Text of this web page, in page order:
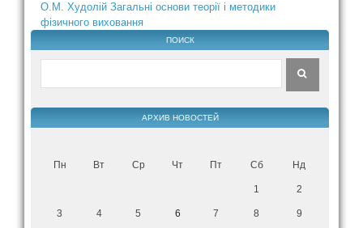
О.М. Худолій Загальні основи теорії і методики
фізичного виховання
ПОИСК
АРХИВ НОВОСТЕЙ
Пн Вт Ср Чт Пт Сб Нд
1 2
3 4 5 6 7 8 9